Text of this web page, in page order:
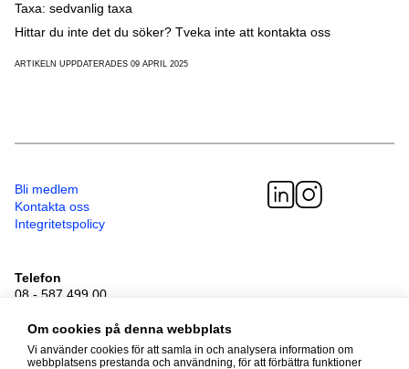
Taxa: sedvanlig taxa
Hittar du inte det du söker? Tveka inte att kontakta oss
ARTIKELN UPPDATERADES 09 APRIL 2025
Bli medlem
Kontakta oss
Integritetspolicy
Telefon
08 - 587 499 00
Sveavägen 41
111 34 Stockholm
Om cookies på denna webbplats
Vi använder cookies för att samla in och analysera information om
webbplatsens prestanda och användning, för att förbättra funktioner